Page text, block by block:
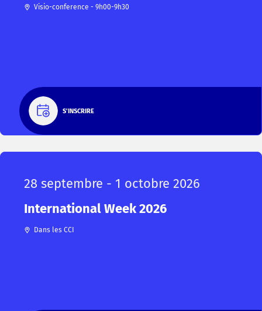
Visio-conference - 9h00-9h30
S'INSCRIRE
28 septembre - 1 octobre 2026
International Week 2026
Dans les CCI